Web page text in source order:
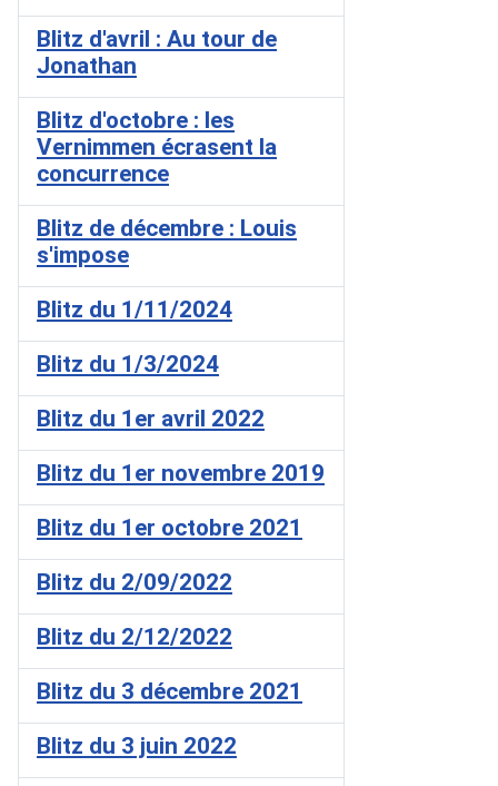
Blitz d'avril : Au tour de
Jonathan
Blitz d'octobre : les
Vernimmen écrasent la
concurrence
Blitz de décembre : Louis
s'impose
Blitz du 1/11/2024
Blitz du 1/3/2024
Blitz du 1er avril 2022
Blitz du 1er novembre 2019
Blitz du 1er octobre 2021
Blitz du 2/09/2022
Blitz du 2/12/2022
Blitz du 3 décembre 2021
Blitz du 3 juin 2022